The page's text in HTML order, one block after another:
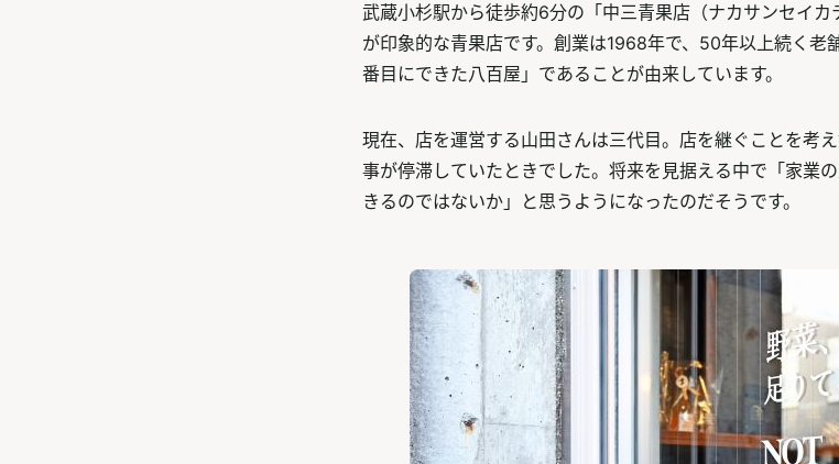
武蔵小杉駅から徒歩約6分の「中三青果店（ナカサンセイ
が印象的な青果店です。創業は1968年で、50年以上続く老
番目にできた八百屋」であることが由来しています。
現在、店を運営する山田さんは三代目。店を継ぐことを考
事が停滞していたときでした。将来を見据える中で「家業
きるのではないか」と思うようになったのだそうです。